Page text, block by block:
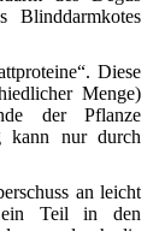
Blinddarmkotes
Diese
Menge)
der Pflanze
kann nur durch
an leicht
ein Teil in den